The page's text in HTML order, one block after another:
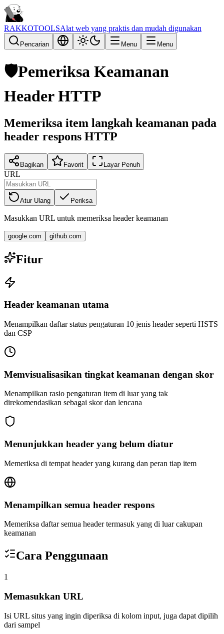
RAKKOTOOLSAlat web yang praktis dan mudah digunakan
Pencarian Menu Menu
🛡️Pemeriksa Keamanan
Header HTTP
Memeriksa item langkah keamanan pada
header respons HTTP
Bagikan Favorit Layar Penuh
URL
Atur Ulang Periksa
Masukkan URL untuk memeriksa header keamanan
google.com github.com
Fitur
Header keamanan utama
Menampilkan daftar status pengaturan 10 jenis header seperti HSTS
dan CSP
Memvisualisasikan tingkat keamanan dengan skor
Menampilkan rasio pengaturan item di luar yang tak
direkomendasikan sebagai skor dan lencana
Menunjukkan header yang belum diatur
Memeriksa di tempat header yang kurang dan peran tiap item
Menampilkan semua header respons
Memeriksa daftar semua header termasuk yang di luar cakupan
keamanan
Cara Penggunaan
1
Memasukkan URL
Isi URL situs yang ingin diperiksa di kolom input, juga dapat dipilih
dari sampel